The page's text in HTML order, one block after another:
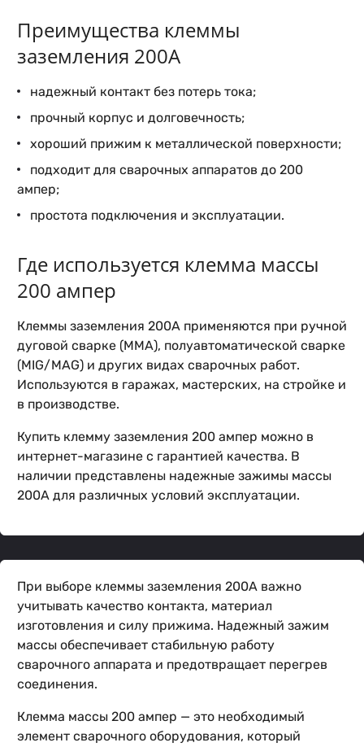
Преимущества клеммы
заземления 200А
надежный контакт без потерь тока;
прочный корпус и долговечность;
хороший прижим к металлической поверхности;
подходит для сварочных аппаратов до 200
ампер;
простота подключения и эксплуатации.
Где используется клемма массы
200 ампер
Клеммы заземления 200А применяются при ручной
дуговой сварке (MMA), полуавтоматической сварке
(MIG/MAG) и других видах сварочных работ.
Используются в гаражах, мастерских, на стройке и
в производстве.
Купить клемму заземления 200 ампер можно в
интернет-магазине с гарантией качества. В
наличии представлены надежные зажимы массы
200А для различных условий эксплуатации.
При выборе клеммы заземления 200А важно
учитывать качество контакта, материал
изготовления и силу прижима. Надежный зажим
массы обеспечивает стабильную работу
сварочного аппарата и предотвращает перегрев
соединения.
Клемма массы 200 ампер — это необходимый
элемент сварочного оборудования, который